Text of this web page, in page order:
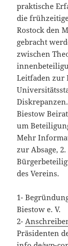
praktische
die
Rostock den
gebracht
zwischen
Leitfaden zur
Biestow
um
Mehr
zur Absage,
des Vereins.
1-
Biestow e. V.
2-
Präsidenten